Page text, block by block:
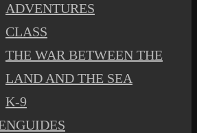
ADVENTURES
CLASS
THE WAR BETWEEN THE
LAND AND THE SEA
K-9